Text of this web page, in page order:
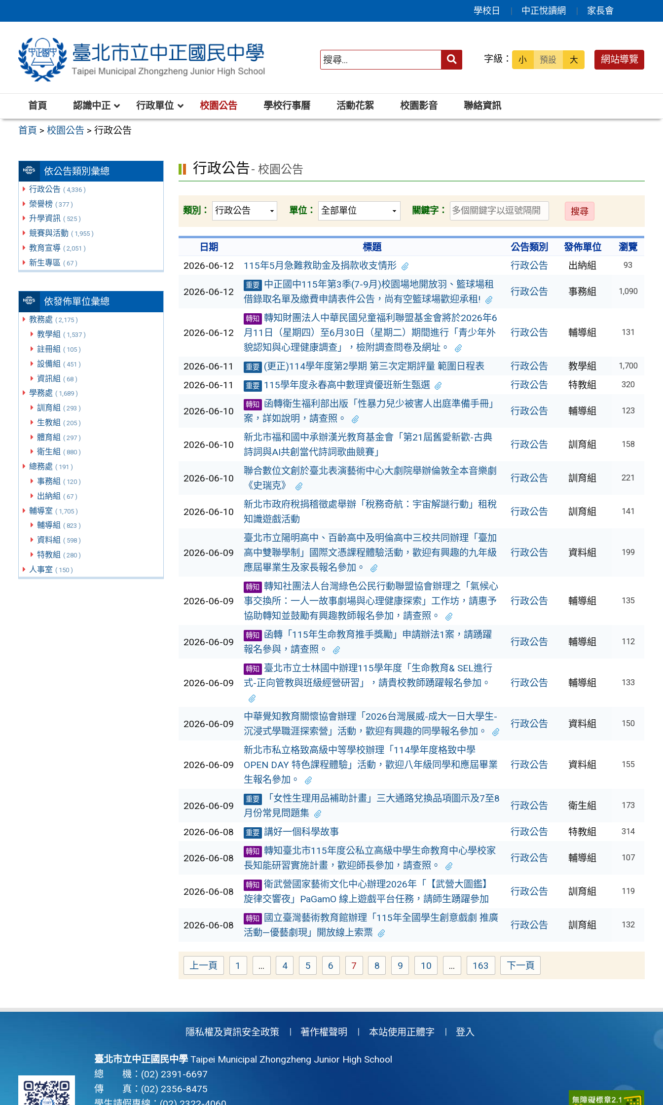
至
區
學校日 中正悅讀網 家長會
送出 字級： 小 預設 大 網站導覽
首頁 認識中正 行政單位 校園公告 學校行事曆 活動花絮 校園影音 聯絡資訊
首頁 >校園公告 >行政公告
依公告類別彙總
行政公告 ( 4,336 )
榮譽榜 ( 377 )
升學資訊 ( 525 )
競賽與活動 ( 1,955 )
教育宣導 ( 2,051 )
新生專區 ( 67 )
依發佈單位彙總
教務處 ( 2,175 )
教學組 ( 1,537 )
註冊組 ( 105 )
設備組 ( 451 )
資訊組 ( 68 )
學務處 ( 1,689 )
訓育組 ( 293 )
生教組 ( 205 )
體育組 ( 297 )
衛生組 ( 880 )
總務處 ( 191 )
事務組 ( 120 )
出納組 ( 67 )
輔導室 ( 1,705 )
輔導組 ( 823 )
資料組 ( 598 )
特教組 ( 280 )
人事室 ( 150 )
行政公告- 校園公告
類別： 單位： 關鍵字：
送
出
日期 標題 公告類別 發佈單位
瀏覽
2026-06-12
115年5月急難救助金及捐款收支情形 行政公告 出納組 93
2026-06-12
重要 中正國中115年第3季(7-9月)校園場地開放羽、籃球場租
借錄取名單及繳費申請表件公告，尚有空籃球場歡迎承租!
行政公告 事務組 1,090
2026-06-12
轉知
轉知財團法人中華民國兒童福利聯盟基金會將於2026年6
月11日（星期四）至6月30日（星期二）期間進行「青少年外
貌認知與心理健康調查」，檢附調查問卷及網址。
行政公告 輔導組 131
2026-06-11 重要 (更正)114學年度第2學期 第三次定期評量 範圍日程表 行政公告 教學組 1,700
2026-06-11 重要 115學年度永春高中數理資優班新生甄選 行政公告 特教組 320
2026-06-10
轉知
函轉衛生福利部出版「性暴力兒少被害人出庭準備手冊」
案，詳如說明，請查照。
行政公告 輔導組 123
2026-06-10
新北市福和國中承辦漢光教育基金會「第21屆舊愛新歡-古典
詩詞與AI共創當代詩詞歌曲競賽」
行政公告 訓育組 158
2026-06-10
聯合數位文創於臺北表演藝術中心大劇院舉辦倫敦全本音樂劇
《史瑞克》
行政公告 訓育組 221
2026-06-10
新北市政府稅捐稽徵處舉辦「稅務奇航：宇宙解謎行動」租稅
知識遊戲活動
行政公告 訓育組 141
2026-06-09
臺北市立陽明高中、百齡高中及明倫高中三校共同辦理「臺加
高中雙聯學制」國際文憑課程體驗活動，歡迎有興趣的九年級
應屆畢業生及家長報名參加。
行政公告 資料組 199
2026-06-09
轉知
轉知社團法人台灣綠色公民行動聯盟協會辦理之「氣候心
事交換所：一人一故事劇場與心理健康探索」工作坊，請惠予
協助轉知並鼓勵有興趣教師報名參加，請查照。
行政公告 輔導組 135
2026-06-09
轉知
函轉「115年生命教育推手獎勵」申請辦法1案，請踴躍
報名參與，請查照。
行政公告 輔導組 112
2026-06-09
轉知
臺北市立士林國中辦理115學年度「生命教育& SEL進行
式-正向管教與班級經營研習」，請貴校教師踴躍報名參加。
行政公告 輔導組 133
2026-06-09
中華覺知教育關懷協會辦理「2026台灣展威-成大一日大學生-
沉浸式學職涯探索營」活動，歡迎有興趣的同學報名參加。
行政公告 資料組 150
2026-06-09
新北市私立格致高級中等學校辦理「114學年度格致中學
OPEN DAY 特色課程體驗」活動，歡迎八年級同學和應屆畢業
生報名參加。
行政公告 資料組 155
2026-06-09
重要
「女性生理用品補助計畫」三大通路兌換品項圖示及7至8
月份常見問題集
行政公告 衛生組 173
2026-06-08 重要 講好一個科學故事 行政公告 特教組 314
2026-06-08
轉知
轉知臺北市115年度公私立高級中學生命教育中心學校家
長知能研習實施計畫，歡迎師長參加，請查照。
行政公告 輔導組 107
2026-06-08
轉知
衛武營國家藝術文化中心辦理2026年「【武營大圖鑑】
旋律交響夜」PaGamO 線上遊戲平台任務，請師生踴躍參加
行政公告 訓育組 119
2026-06-08
轉知
國立臺灣藝術教育館辦理「115年全國學生創意戲劇 推廣
活動—優藝劇現」開放線上索票
行政公告 訓育組 132
上一頁 Page
1 ... Page
4 Page
5 Page
6 Page
7 Page
8 Page
9 Page
10 ... Page
163 下一頁
隱私權及資訊安全政策 著作權聲明 本站使用正體字 登入
臺北市立中正國民中學Taipei Municipal Zhongzheng Junior High School
總 機：(02) 2391-6697
傳 真：(02) 2356-8475